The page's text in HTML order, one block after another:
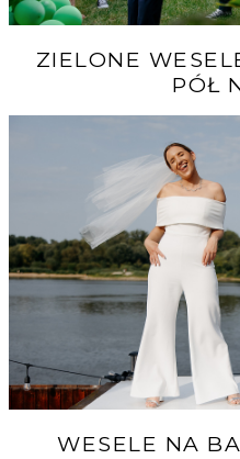
ZIELONE
PÓŁ
WESELE NA